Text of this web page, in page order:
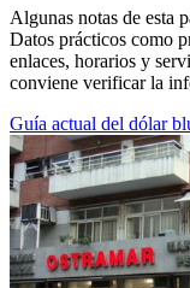
Algunas notas de esta
Datos prácticos como
enlaces, horarios y
conviene verificar la
Guía actual del dólar